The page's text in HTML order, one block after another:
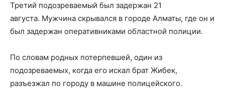
Третий подозреваемый был задержан 21
августа. Мужчина скрывался в городе Алматы, где он и
был задержан оперативниками областной полиции.
По словам родных потерпевшей, один из
подозреваемых, когда его искал брат Жибек,
разъезжал по городу в машине полицейского.